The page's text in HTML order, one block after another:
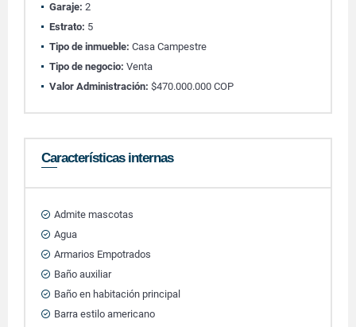
Garaje: 2
Estrato: 5
Tipo de inmueble: Casa Campestre
Tipo de negocio: Venta
Valor Administración: $470.000.000 COP
Características internas
Admite mascotas
Agua
Armarios Empotrados
Baño auxiliar
Baño en habitación principal
Barra estilo americano